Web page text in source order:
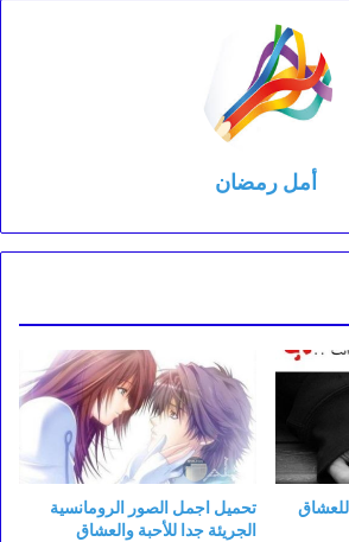
أمل رمضان
تحميل اجمل الصور الرومانسية
الجريئة جدا للأحبة والعشاق